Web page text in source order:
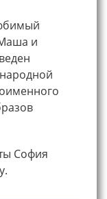
и
София